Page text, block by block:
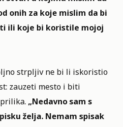
onih za koje mislim da bi
ili koje bi koristile mojoj
strpljiv ne bi li iskoristio
zauzeti mesto i biti
„Nedavno sam s
želja. Nemam spisak